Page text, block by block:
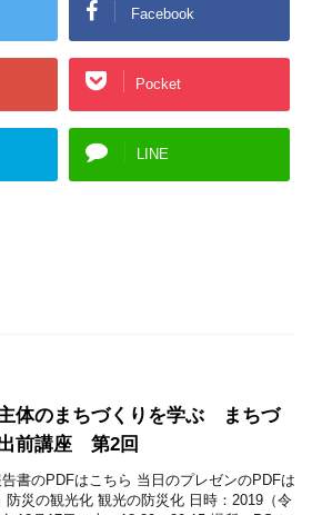
Facebook
Pocket
LINE
体のまちづくりを学ぶ まちづ
前講座 第2回
告書のPDFはこちら 当日のプレゼンのPDFは
防災の観光化 観光の防災化 日時：2019（令